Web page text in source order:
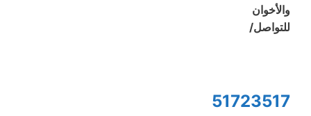
والأخوان
للتواصل/
51723517